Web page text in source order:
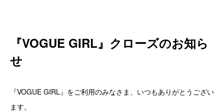
『VOGUE GIRL』クローズのお知ら
せ
『VOGUE GIRL』をご利用のみなさま、いつもありがとうござい
ます。